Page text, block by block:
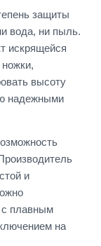
защиты
вода, ни пыль.
искрящейся
высоту
надежными
и
с плавным
на